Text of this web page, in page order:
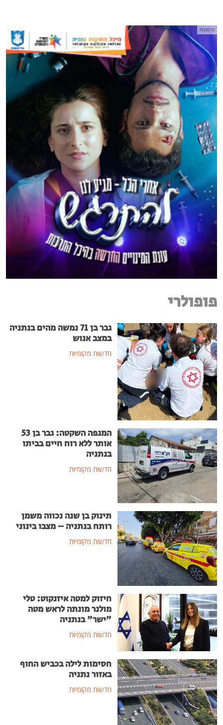
פרסומת
פופולרי
גבר בן 71 נמשה מהים בנתניה
במצב אנוש
חדשות מקומיות
המגפה השקטה: גבר בן 53
אותר ללא רוח חיים בביתו
בנתניה
חדשות מקומיות
תינוק בן שנה נכווה משמן
רותח בנתניה – מצבו בינוני
חדשות מקומיות
חיזוק למטה איזנקוט: טלי
מולנר מונתה לראש מטה
"ישר" בנתניה
חדשות מקומיות
חסימות לילה בכביש החוף
באזור נתניה
חדשות מקומיות